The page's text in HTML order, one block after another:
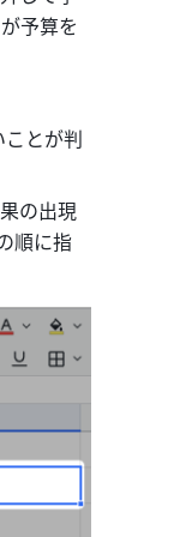
予算を
とが判
の出現
順に指